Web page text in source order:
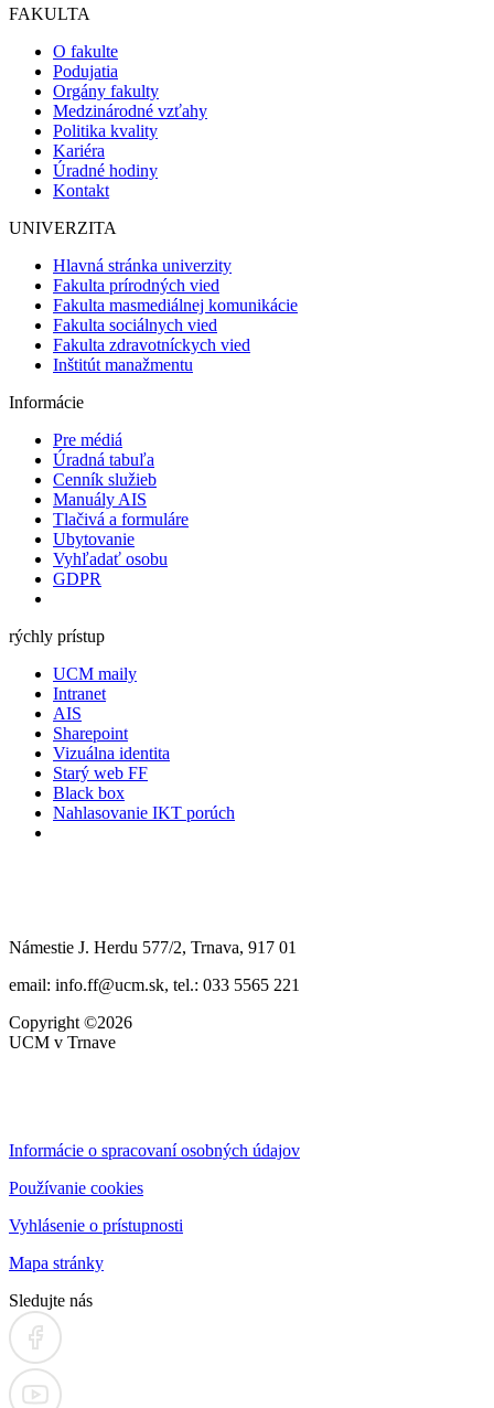
FAKULTA
O fakulte
Podujatia
Orgány fakulty
Medzinárodné vzťahy
Politika kvality
Kariéra
Úradné hodiny
Kontakt
UNIVERZITA
Hlavná stránka univerzity
Fakulta prírodných vied
Fakulta masmediálnej komunikácie
Fakulta sociálnych vied
Fakulta zdravotníckych vied
Inštitút manažmentu
Informácie
Pre médiá
Úradná tabuľa
Cenník služieb
Manuály AIS
Tlačivá a formuláre
Ubytovanie
Vyhľadať osobu
GDPR
rýchly prístup
UCM maily
Intranet
AIS
Sharepoint
Vizuálna identita
Starý web FF
Black box
Nahlasovanie IKT porúch
Námestie J. Herdu 577/2, Trnava, 917 01
email: info.ff@ucm.sk, tel.: 033 5565 221
Copyright ©2026
UCM v Trnave
Informácie o spracovaní osobných údajov
Používanie cookies
Vyhlásenie o prístupnosti
Mapa stránky
Sledujte nás